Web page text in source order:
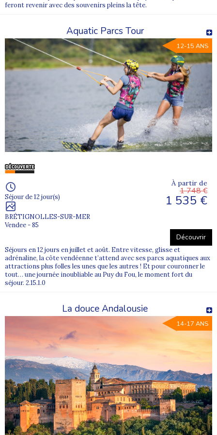
Les repas sont préparés sur place ou par des prestataires, avec
prise en compte des allergies et régimes spécifiques.
3. Peut-on contacter les enfants pendant le séjour ?
Oui, des points de contact sont organisés avec les familles tout au
long de la colonie.
feront revenir avec des souvenirs pleins la tête.
Aquatic Parcs Tour
12-15 ANS
Séjour de 12 jour(s)
BRÉTIGNOLLES-SUR-MER
Vendee - 85
À partir de
1 748 €
1 535 €
Découvrir
Séjours en 12 jours en juillet et août. Entre vitesse, glisse et
adrénaline, la côte vendéenne t’attend avec ses parcs aquatiques aux
attractions plus folles les unes que les autres ! Et pour couronner le
tout… une journée inoubliable au Puy du Fou, le moment fort du
séjour. 2.15.1.0
La douce Andalousie
14-17 ANS